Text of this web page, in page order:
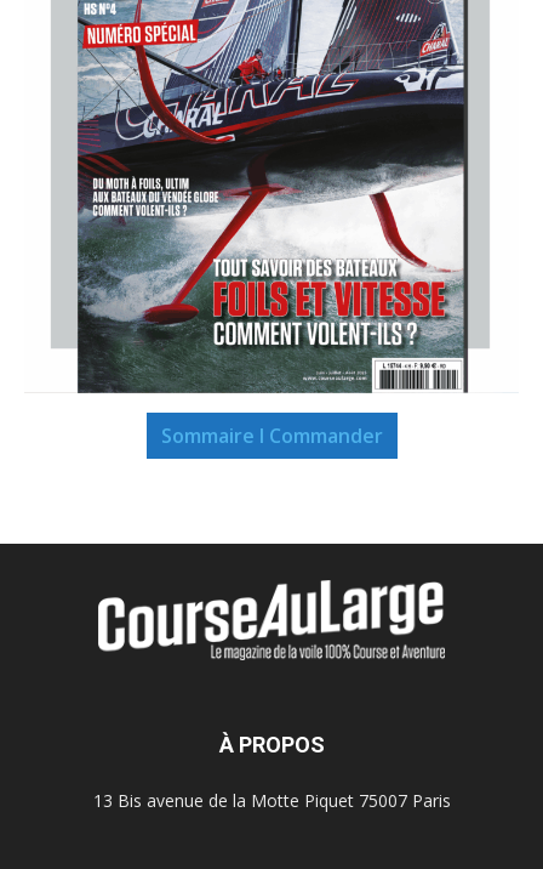
Sommaire I Commander
À PROPOS
13 Bis avenue de la Motte Piquet 75007 Paris